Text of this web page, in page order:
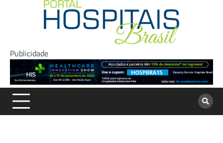
Publicidade